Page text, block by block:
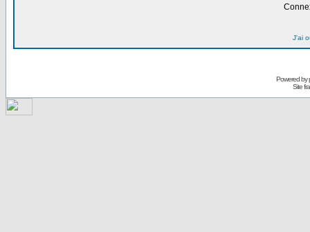
J'ai
Powered by
Site